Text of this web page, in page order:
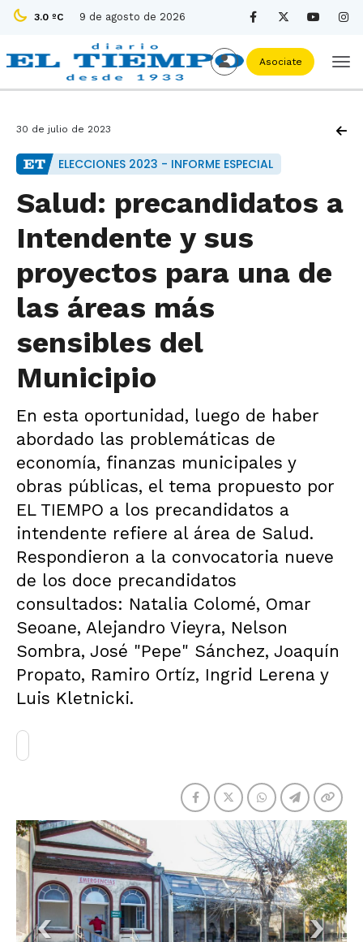
3.0 ºC 9 de agosto de 2026
Asociate
30 de julio de 2023
ELECCIONES 2023 - INFORME ESPECIAL
Salud: precandidatos a
Intendente y sus
proyectos para una de
las áreas más
sensibles del
Municipio
En esta oportunidad, luego de haber
abordado las problemáticas de
economía, finanzas municipales y
obras públicas, el tema propuesto por
EL TIEMPO a los precandidatos a
intendente refiere al área de Salud.
Respondieron a la convocatoria nueve
de los doce precandidatos
consultados: Natalia Colomé, Omar
Seoane, Alejandro Vieyra, Nelson
Sombra, José "Pepe" Sánchez, Joaquín
Propato, Ramiro Ortíz, Ingrid Lerena y
Luis Kletnicki.